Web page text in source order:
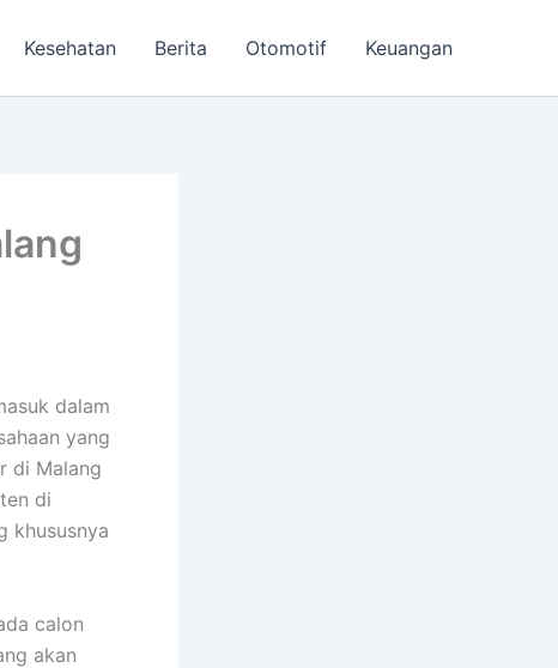
Kesehatan Berita Otomotif Keuangan
dalam
yang
di Malang
di
khususnya
calon
akan